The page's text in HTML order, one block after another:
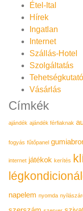
Étel-Ital
Hírek
Ingatlan
Internet
Szállás-Hotel
Szolgáltatás
Tehetségkutató
Vásárlás
Címkék
ajándék ajándék férfiaknak
fogyás fűtőpanel
internet játékok kerítés
napelem nyomda